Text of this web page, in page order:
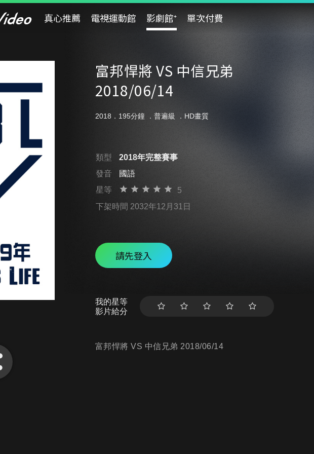
真心推薦 電視運動館 影劇館⁺ 單次付費
富邦悍將 VS 中信兄弟
2018/06/14
2018．195分鐘 ． 普遍級 ．HD畫質
類型
2018年完整賽事
發音
國語
星等
5
下架時間 2032年12月31日
請先登入
我的星等
影片給分
富邦悍將 VS 中信兄弟 2018/06/14